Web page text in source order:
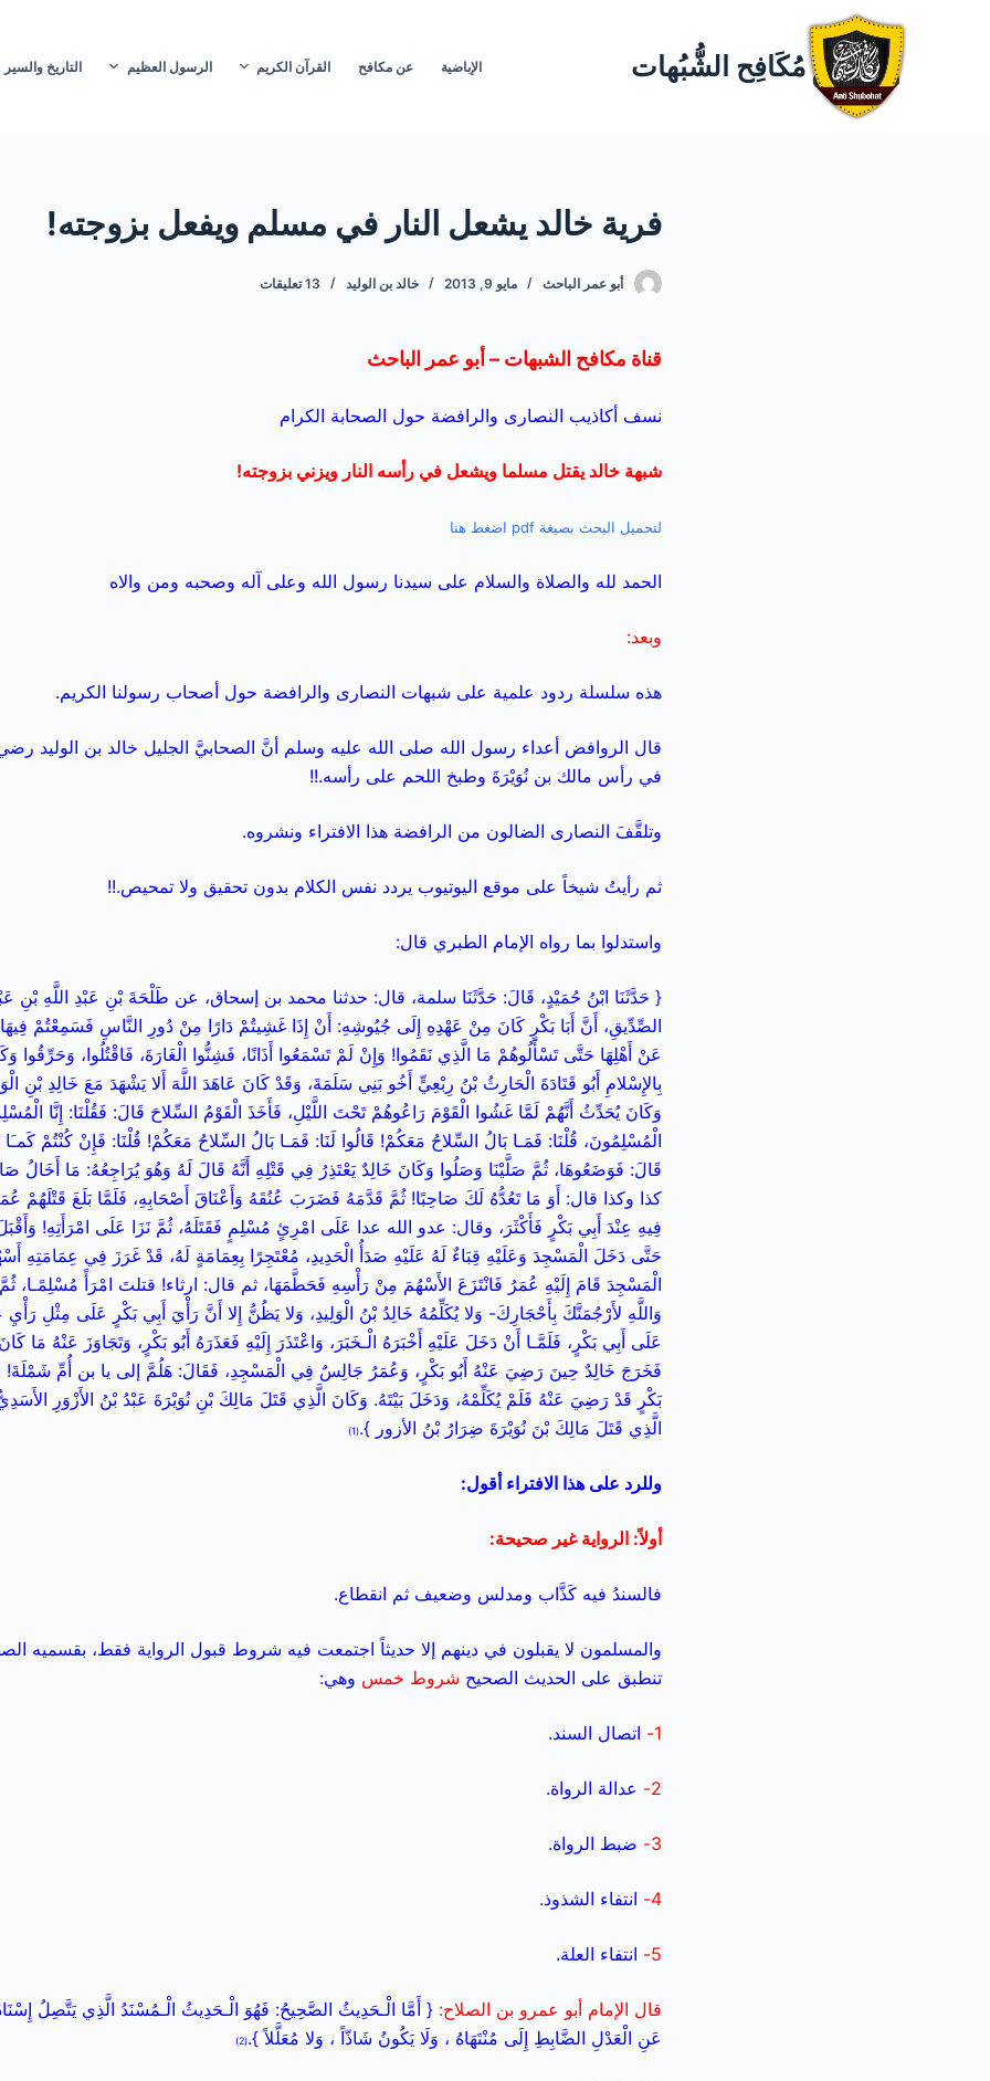
مُكَافِح الشُّبُهات الإباضية عن مكافح القرآن الكريم الرسول العظيم التاريخ والسير
فرية خالد يشعل النار في مسلم ويفعل بزوجته!
أبو عمر الباحث مايو 9, 2013 خالد بن الوليد 13 تعليقات
قناة مكافح الشبهات – أبو عمر الباحث
نسف أكاذيب النصارى والرافضة حول الصحابة الكرام
شبهة خالد يقتل مسلما ويشعل في رأسه النار ويزني بزوجته!
لتحميل البحث بصيغة pdf اضغط هنا
الحمد لله والصلاة والسلام على سيدنا رسول الله وعلى آله وصحبه ومن والاه
وبعد:
هذه سلسلة ردود علمية على شبهات النصارى والرافضة حول أصحاب رسولنا الكريم.
قال الروافض أعداء رسول الله صلى الله عليه وسلم أنَّ الصحابيَّ الجليل خالد بن الوليد رضي
في رأس مالك بن نُوَيْرَةَ وطبخ اللحم على رأسه.!!
وتلقَّفَ النصارى الضالون من الرافضة هذا الافتراء ونشروه.
ثم رأيتُ شيخاً على موقع اليوتيوب يردد نفس الكلام بدون تحقيق ولا تمحيص.!!
واستدلوا بما رواه الإمام الطبري قال:
{ حَدَّثَنَا ابْنُ حُمَيْدٍ، قَالَ: حَدَّثَنَا سلمة، قال: حدثنا محمد بن إسحاق، عن طَلْحَةَ بْنِ عَبْدِ اللَّهِ بْنِ
الصِّدِّيقِ، أَنَّ أَبَا بَكْرٍ كَانَ مِنْ عَهْدِهِ إِلَى جُيُوشِهِ: أَنْ إِذَا غَشِيتُمْ دَارًا مِنْ دُورِ النَّاسِ فَسَمِعْتُمْ فِيهَا
عَنْ أَهْلِهَا حَتَّى تَسْأَلُوهُمْ مَا الَّذِي نَقَمُوا! وَإِنْ لَمْ تَسْمَعُوا أَذَانًا، فَشِنُّوا الْغَارَةَ، فَاقْتُلُوا،
بِالإِسْلامِ أَبُو قَتَادَةَ الْحَارِثُ بْنُ رِبْعِيٍّ أَخُو بَنِي سَلَمَةَ، وَقَدْ كَانَ عَاهَدَ اللَّهَ أَلا يَشْهَدَ مَعَ خَالِدِ بْنِ
وَكَانَ يُحَدِّثُ أَنَّهُمْ لَمَّا غَشُوا الْقَوْمَ رَاعُوهُمْ تَحْتَ اللَّيْلِ، فَأَخَذَ الْقَوْمُ السِّلاحَ قَالَ: فَقُلْنَا: إِنَّا
الْمُسْلِمُونَ، قُلْنَا: فَمَـا بَالُ السِّلاحُ مَعَكُمْ! قَالُوا لَنَا: فَمَـا بَالُ السِّلاحُ مَعَكُمْ! قُلْنَا: فَإِنْ كُنْتُمْ
قَالَ: فَوَضَعُوهَا، ثُمَّ صَلَّيْنَا وَصَلُوا وَكَانَ خَالِدٌ يَعْتَذِرُ فِي قَتْلِهِ أَنَّهُ قَالَ لَهُ وَهُوَ يُرَاجِعُهُ: مَا أَخَالُ
كذا وكذا قال: أَوَ مَا تَعُدُّهُ لَكَ صَاحِبًا! ثُمَّ قَدَّمَهُ فَضَرَبَ عُنُقَهُ وَأَعْنَاقَ أَصْحَابِهِ، فَلَمَّا بَلَغَ قَتْلَهُمْ
فِيهِ عِنْدَ أَبِي بَكْرٍ فَأَكْثَرَ، وقال: عدو الله عدا عَلَى امْرِئٍ مُسْلِمٍ فَقَتَلَهُ، ثُمَّ نَزَا عَلَى امْرَأَتِهِ! وَأَقْبَلَ
حَتَّى دَخَلَ الْمَسْجِدَ وَعَلَيْهِ قِبَاءٌ لَهُ عَلَيْهِ صَدَأُ الْحَدِيدِ، مُعْتَجِرًا بِعِمَامَةٍ لَهُ، قَدْ غَرَزَ فِي عِمَامَتِهِ
الْمَسْجِدَ قَامَ إِلَيْهِ عُمَرُ فَانْتَزَعَ الأَسْهُمَ مِنْ رَأْسِهِ فَحَطَّمَهَا، ثم قال: ارثاء! قتلتَ امْرَأً مُسْلِمًـا،
وَاللَّهِ لأَرْجُمَنَّكَ بِأَحْجَارِكَ- وَلا يُكَلِّمُهُ خَالِدُ بْنُ الْوَلِيدِ، وَلا يَظُنُّ إِلا أَنَّ رَأْيَ أَبِي بَكْرٍ عَلَى مِثْلِ
عَلَى أَبِي بَكْرٍ، فَلَمَّـا أَنْ دَخَلَ عَلَيْهِ أَخْبَرَهُ الْـخَبَرَ، وَاعْتَذَرَ إِلَيْهِ فَعَذَرَهُ أَبُو بَكْرٍ، وَتَجَاوَزَ عَنْهُ مَا
فَخَرَجَ خَالِدٌ حِينَ رَضِيَ عَنْهُ أَبُو بَكْرٍ، وَعُمَرُ جَالِسٌ فِي الْمَسْجِدِ، فَقَالَ: هَلُمَّ إلى يا بن أُمِّ
بَكْرٍ قَدْ رَضِيَ عَنْهُ فَلَمْ يُكَلِّمْهُ، وَدَخَلَ بَيْتَهُ. وَكَانَ الَّذِي قَتَلَ مَالِكَ بْنِ نُوَيْرَةَ عَبْدُ بْنُ الأَزْوَرِ
الَّذِي قَتَلَ مَالِكَ بْنَ نُوَيْرَةَ ضِرَارُ بْنُ الأزور }.(1)
وللرد على هذا الافتراء أقول:
أولاً: الرواية غير صحيحة:
فالسندُ فيه كَذَّاب ومدلس وضعيف ثم انقطاع.
والمسلمون لا يقبلون في دينهم إلا حديثاً اجتمعت فيه شروط قبول الرواية فقط، بقسميه
تنطبق على الحديث الصحيح شروط خمس وهي:
1- اتصال السند.
2- عدالة الرواة.
3- ضبط الرواة.
4- انتفاء الشذوذ.
5- انتفاء العلة.
قال الإمام أبو عمرو بن الصلاح: { أَمَّا الْـحَدِيثُ الصَّحِيحُ: فَهُوَ الْـحَدِيثُ الْـمُسْنَدُ الَّذِي يَتَّصِلُ
عَنِ الْعَدْلِ الضَّابِطِ إِلَى مُنْتَهَاهُ ، وَلَا يَكُونُ شَاذّاً ، وَلا مُعَلَّلاً }.(2)